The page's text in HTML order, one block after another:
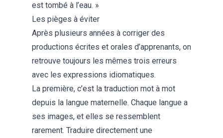
est tombé à l’eau. »
Les pièges à éviter
Après plusieurs années à corriger des
productions écrites et orales d’apprenants, on
retrouve toujours les mêmes trois erreurs
avec les expressions idiomatiques.
La première, c’est la traduction mot à mot
depuis la langue maternelle. Chaque langue a
ses images, et elles se ressemblent
rarement. Traduire directement une